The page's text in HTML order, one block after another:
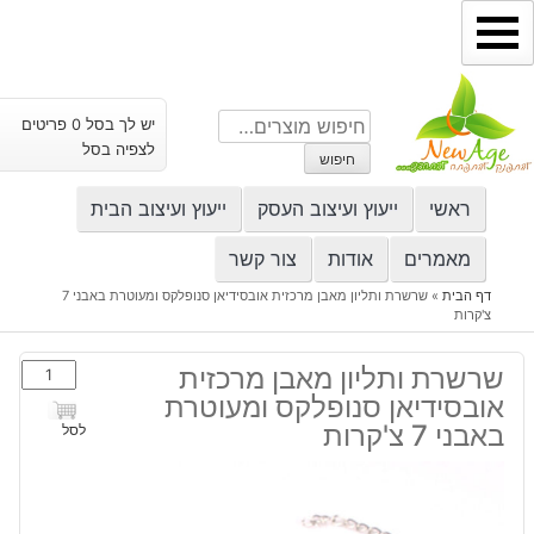
דילוג
לתוכן
חיפוש
עבור:
חיפוש
יש לך בסל 0 פריטים
לצפיה בסל
ראשי ייעוץ ועיצוב העסק ייעוץ ועיצוב הבית
מאמרים אודות צור קשר
דף הבית»
שרשרת ותליון מאבן מרכזית אובסידיאן סנופלקס ומעוטרת באבני 7
צ'קרות
שרשרת ותליון מאבן מרכזית
אובסידיאן סנופלקס ומעוטרת
באבני 7 צ'קרות
כמות
של
שרשרת
לסל